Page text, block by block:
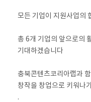
모든 기업이 지원사업의
총 6개 기업의 앞으로의
기대하겠습니다
충북콘텐츠코리아랩과
창작을 창업으로 키워나
.